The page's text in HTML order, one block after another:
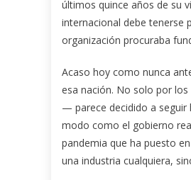
últimos quince años de su
internacional debe tenerse
organización procuraba
Acaso hoy como nunca
esa nación. No solo por
— parece decidido a seguir
modo como el gobierno
pandemia que ha puesto
una industria cualquiera,